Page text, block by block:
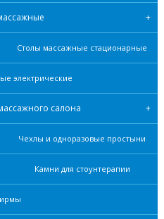
Столы массажные стационарные
электрические
салона
Чехлы и одноразовые простыни
Камни для стоунтерапии